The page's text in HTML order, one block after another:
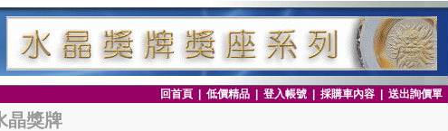
回首頁 低價精品 登入帳號 採購車內容
送出詢價單
晶獎牌